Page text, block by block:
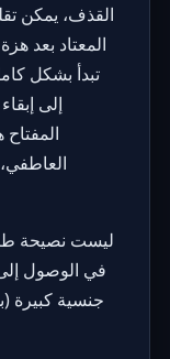
القذف، يمكن
المعتاد بعد
تبدأ بشكل
إلى
ليست نصيحة
في الوصول إلى
جنسية كبيرة